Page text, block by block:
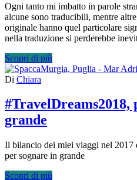
Ogni tanto mi imbatto in parole
alcune sono traducibili, mentre
originale hanno quel particolare
nella traduzione si perderebbe
Scopri di più
Di Chiara
#TravelDreams2018,
grande
Il bilancio dei miei viaggi nel 2017
per sognare in grande
Scopri di più